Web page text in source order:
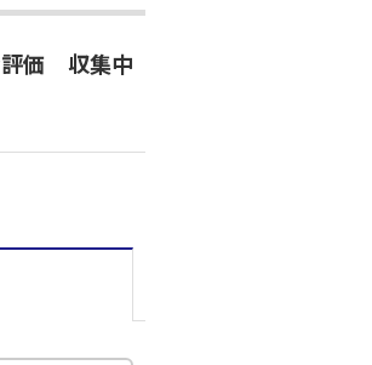
評価 収集中